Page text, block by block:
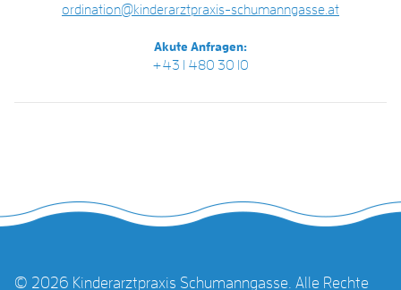
ordination@kinderarztpraxis-schumanngasse.at
Akute Anfragen:
+43 1 480 30 10
© 2026 Kinderarztpraxis Schumanngasse. Alle Rechte